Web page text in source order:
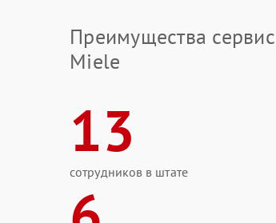
Преимущества
Miele
13
сотрудников в штате